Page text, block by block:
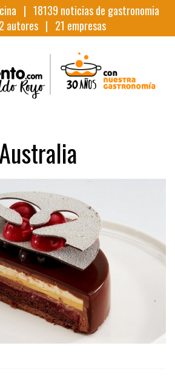
| 18139 noticias de gastronomia
autores | 21 empresas